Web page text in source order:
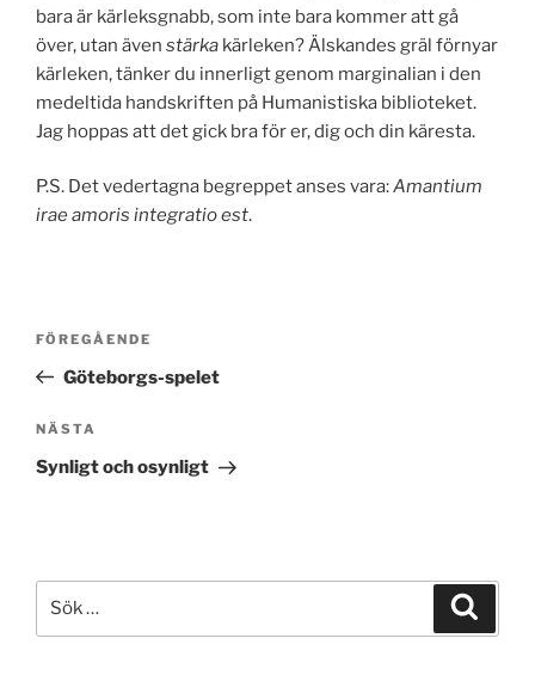
bara är kärleksgnabb, som inte bara kommer att gå
över, utan även stärka kärleken? Älskandes gräl förnyar
kärleken, tänker du innerligt genom marginalian i den
medeltida handskriften på Humanistiska biblioteket.
Jag hoppas att det gick bra för er, dig och din käresta.
P.S. Det vedertagna begreppet anses vara:Amantium
irae amoris integratio est.
Inläggsnavigering
Föregående
inlägg
FÖREGÅENDE
Göteborgs-spelet
Nästa
inlägg
NÄSTA
Synligt och osynligt
efter: